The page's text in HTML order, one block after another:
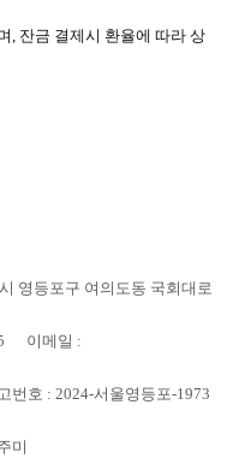
, 잔금 결제시 환율에 따라 상
영등포구 여의도동 국회대로
이메일 :
호 : 2024-서울영등포-1973
미